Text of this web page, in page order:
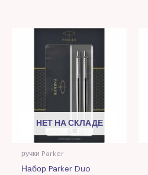
НЕТ НА СКЛАДЕ
ручки Parker
Набор Parker Duo